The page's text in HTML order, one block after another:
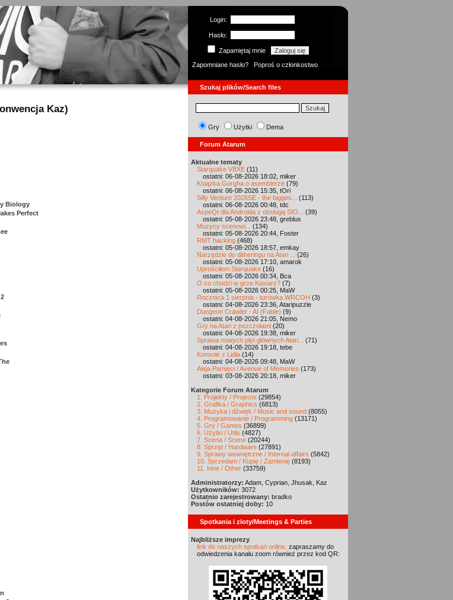
Login:
Hasło:
Zapamiętaj mnie
Zapomniane hasło?
Poproś o członkostwo
Szukaj plików/Search files
Kaz)
Biology
Perfect
Gry Użytki Dema
Forum Atarum
Aktualne tematy
Starquake VBXE (11)
ostatni: 06-08-2026 18:02, miker
Książka Gorgha o asemblerze (79)
ostatni: 06-08-2026 15:35, tOri
Silly Venture 2026SE - the bigges...
(113)
ostatni: 06-08-2026 00:48, tdc
AspeQt dla Androida z obsługą SIO...
(39)
ostatni: 05-08-2026 23:48, greblus
Muzycy scenowi...
(134)
ostatni: 05-08-2026 20:44, Foster
RMT hacking (468)
ostatni: 05-08-2026 18:57, emkay
Narzędzie do ditheringu na Atari ...
(26)
ostatni: 05-08-2026 17:10, amarok
Uprościłem Starquake (16)
ostatni: 05-08-2026 00:34, Bca
O co chodzi w grze Kasiarz? (7)
ostatni: 05-08-2026 00:25, MaW
Rocznica 1 sierpnia - turówka WRCOH (3)
ostatni: 04-08-2026 23:36, Ataripuzzle
Dungeon Crawler - AI (Fable) (9)
ostatni: 04-08-2026 21:05, Nemo
Gry na Atari z pszczołami (20)
ostatni: 04-08-2026 19:38, miker
Sprawa nowych płyt głównych Atari...
(71)
ostatni: 04-08-2026 19:18, tebe
Konsole z Lidla (14)
ostatni: 04-08-2026 09:48, MaW
Aleja Pamięci / Avenue of Memories (173)
ostatni: 03-08-2026 20:18, miker
Kategorie Forum Atarum
1. Projekty / Projects (29854)
2. Grafika / Graphics (6813)
3. Muzyka i dźwięk / Music and sound (8055)
4. Programowanie / Programming (13171)
5. Gry / Games (36899)
6. Użytki / Utils (4827)
7. Scena / Scene (20244)
8. Sprzęt / Hardware (27891)
9. Sprawy wewnętrzne / Internal affairs (5842)
10. Sprzedam / Kupię / Zamienię (8193)
11. Inne / Other (33759)
Administratorzy: Adam, Cyprian, Jhusak, Kaz
Użytkowników: 3072
Ostatnio zarejestrowany: bradko
Postów ostatniej doby: 10
Spotkania i zloty/Meetings & Parties
Najbliższe imprezy
link do naszych spotkań online, zapraszamy do
odwiedzenia kanału zoom również przez kod QR: